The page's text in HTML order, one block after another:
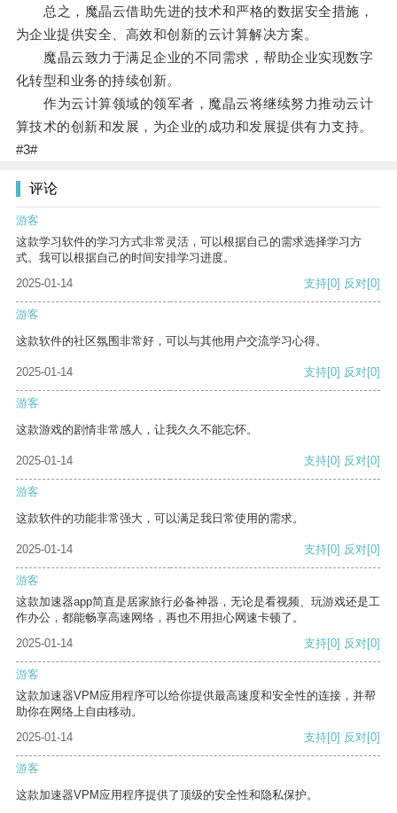
总之，魔晶云借助先进的技术和严格的数据安全措施，
为企业提供安全、高效和创新的云计算解决方案。
魔晶云致力于满足企业的不同需求，帮助企业实现数字
化转型和业务的持续创新。
作为云计算领域的领军者，魔晶云将继续努力推动云计
算技术的创新和发展，为企业的成功和发展提供有力支持。
#3#
评论
游客
这款学习软件的学习方式非常灵活，可以根据自己的需求选择学习方
式。我可以根据自己的时间安排学习进度。
2025-01-14
支持[0] 反对[0]
游客
这款软件的社区氛围非常好，可以与其他用户交流学习心得。
2025-01-14 支持[0] 反对[0]
游客
这款游戏的剧情非常感人，让我久久不能忘怀。
2025-01-14 支持[0] 反对[0]
游客
这款软件的功能非常强大，可以满足我日常使用的需求。
2025-01-14 支持[0] 反对[0]
游客
这款加速器app简直是居家旅行必备神器，无论是看视频、玩游戏还是工
作办公，都能畅享高速网络，再也不用担心网速卡顿了。
2025-01-14
支持[0] 反对[0]
游客
这款加速器VPM应用程序可以给你提供最高速度和安全性的连接，并帮
助你在网络上自由移动。
2025-01-14
支持[0] 反对[0]
游客
这款加速器VPM应用程序提供了顶级的安全性和隐私保护。